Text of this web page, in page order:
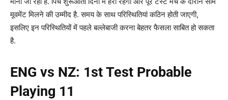
मूवमेंट मिलने की उम्मीद है. समय के साथ परिस्थितियां कठिन होती जाएगी,
इसलिए इन परिस्थितियों में पहले बल्लेबाजी करना बेहतर फैसला साबित हो सकता
है.
ENG vs NZ: 1st Test Probable
Playing 11